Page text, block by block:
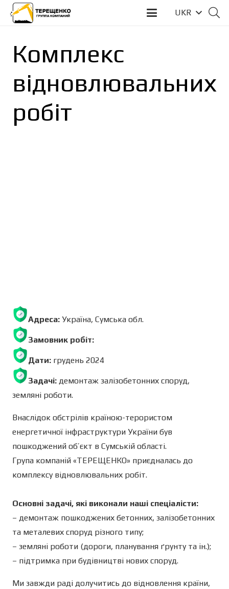
UKR
Комплекс
відновлювальних
робіт
Адреса: Українa, Сумська обл.
Замовник робіт:
Дати: грудень 2024
Задачі: демонтаж залізобетонних споруд,
земляні роботи.
Внаслідок обстрілів країною-терористом
енергетичної інфраструктури України був
пошкоджений об’єкт в Сумській області.
Група компаній «ТЕРЕЩЕНКО» приєдналась до
комплексу відновлювальних робіт.
Основні задачі, які виконали наші спеціалісти:
– демонтаж пошкоджених бетонних, залізобетонних
та металевих споруд різного типу;
– земляні роботи (дороги, планування ґрунту та ін.);
– підтримка при будівництві нових споруд.
Ми завжди раді долучитись до відновлення країни,